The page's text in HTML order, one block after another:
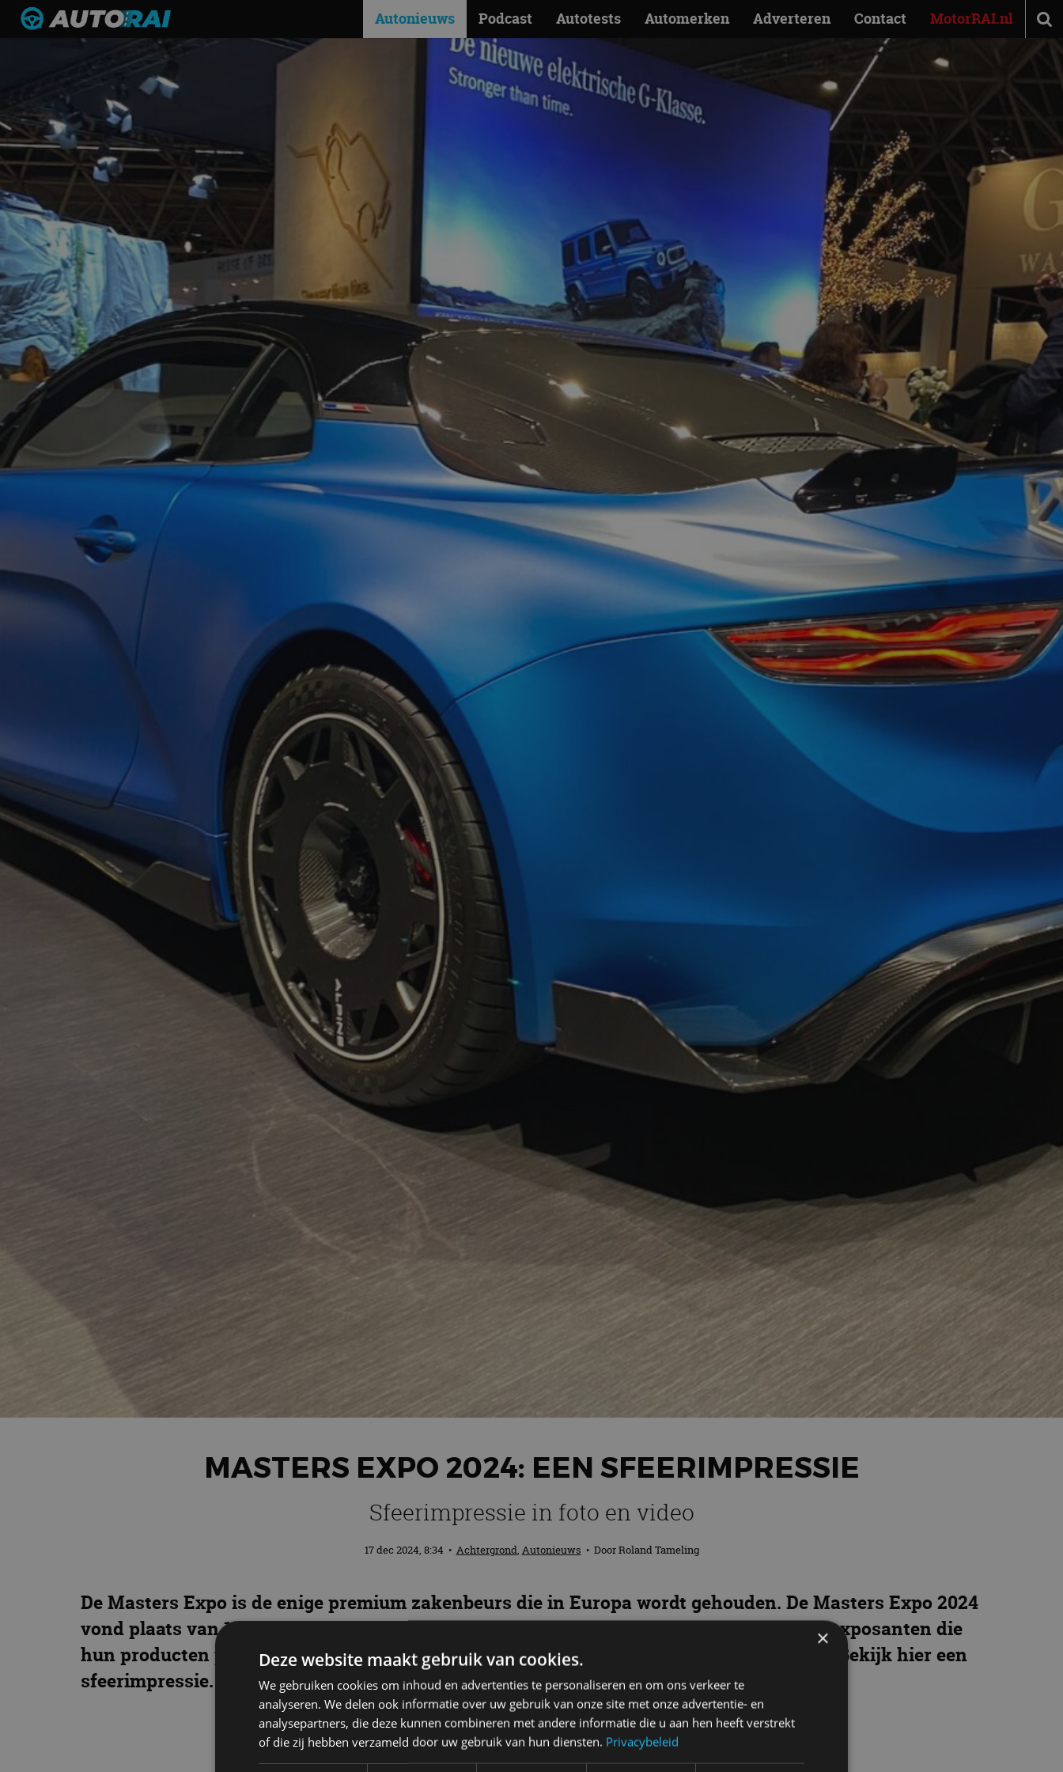
Autonieuws Podcast Autotests Automerken Adverteren Contact MotorRAI.nl
MASTERS EXPO 2024: EEN SFEERIMPRESSIE
Sfeerimpressie in foto en video
17 dec 2024, 8:34 • Achtergrond, Autonieuws • DoorRoland Tameling
De Masters Expo is de enige premium zakenbeurs die in Europa wordt gehouden. De Masters Expo 2024
vond plaats van 12 tot en met 16 december plaats in RAI Amsterdam en telde circa 350 exposanten die
hun producten presenteren op een beursvloer van ruim 40.000 m2. Evenement gemist? Bekijk hier een
sfeerimpressie.
×
Deze website maakt gebruik van cookies.
We gebruiken cookies om inhoud en advertenties te personaliseren en om ons verkeer te
analyseren. We delen ook informatie over uw gebruik van onze site met onze advertentie- en
analysepartners, die deze kunnen combineren met andere informatie die u aan hen heeft verstrekt
of die zij hebben verzameld door uw gebruik van hun diensten. Privacybeleid